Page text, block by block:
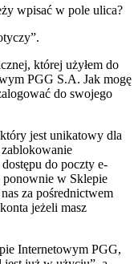
wpisać w pole ulica?
której użyłem do
PGG S.A. Jak mogę
do swojego
jest unikatowy dla
do poczty e-
ponownie w Sklepie
za pośrednictwem
jeżeli masz
Internetowym PGG,